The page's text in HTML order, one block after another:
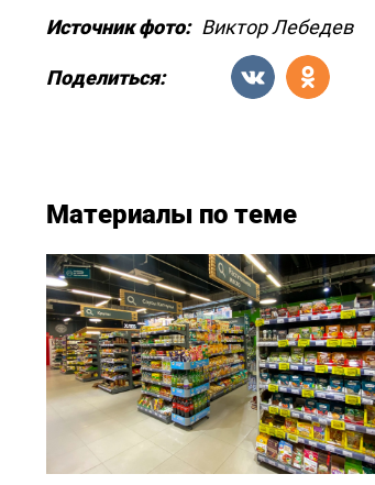
Источник фото: Виктор Лебедев
Поделиться:
Материалы по теме